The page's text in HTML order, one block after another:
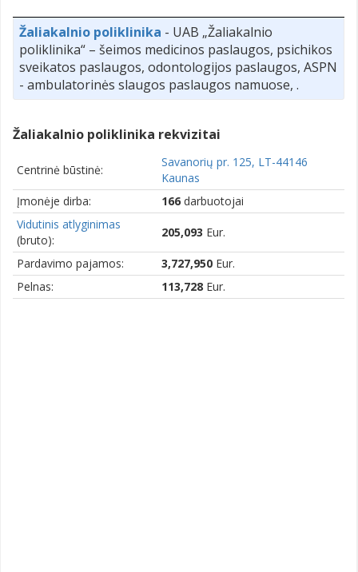
Žaliakalnio poliklinika - UAB „Žaliakalnio
poliklinika“ – šeimos medicinos paslaugos, psichikos
sveikatos paslaugos, odontologijos paslaugos, ASPN
- ambulatorinės slaugos paslaugos namuose, .
Žaliakalnio poliklinika rekvizitai
Centrinė būstinė:
Savanorių pr. 125, LT-44146
Kaunas
Įmonėje dirba:
166 darbuotojai
Vidutinis atlyginimas
(bruto):
205,093 Eur.
Pardavimo pajamos: 3,727,950 Eur.
Pelnas:
113,728 Eur.